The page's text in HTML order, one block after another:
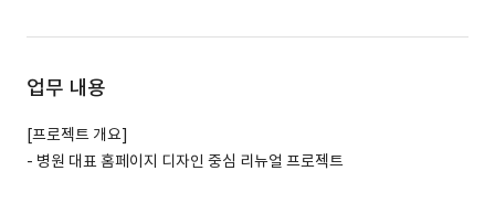
업무 내용
[프로젝트 개요]
- 병원 대표 홈페이지 디자인 중심 리뉴얼 프로젝트